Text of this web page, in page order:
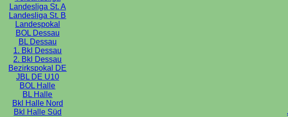
Landesliga St. A
Landesliga St. B
Landespokal
BOL Dessau
BL Dessau
1. Bkl Dessau
2. Bkl Dessau
Bezirkspokal DE
JBL DE U10
BOL Halle
BL Halle
Bkl Halle Nord
Bkl Halle Süd